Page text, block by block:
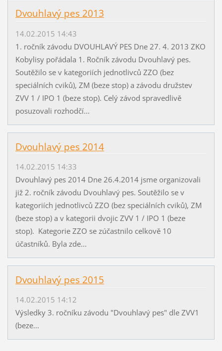
Dvouhlavý pes 2013
14.02.2015 14:43
1. ročník závodu DVOUHLAVÝ PES Dne 27. 4. 2013 ZKO
Kobylisy pořádala 1. Ročník závodu Dvouhlavý pes.
Soutěžilo se v kategoriích jednotlivců ZZO (bez
speciálních cviků), ZM (beze stop) a závodu družstev
ZVV 1 / IPO 1 (beze stop). Celý závod spravedlivě
posuzovali rozhodčí...
Dvouhlavý pes 2014
14.02.2015 14:33
Dvouhlavý pes 2014 Dne 26.4.2014 jsme organizovali
již 2. ročník závodu Dvouhlavý pes. Soutěžilo se v
kategoriích jednotlivců ZZO (bez speciálních cviků), ZM
(beze stop) a v kategorii dvojic ZVV 1 / IPO 1 (beze
stop). Kategorie ZZO se zúčastnilo celkově 10
účastníků. Byla zde...
Dvouhlavý pes 2015
14.02.2015 14:12
Výsledky 3. ročníku závodu "Dvouhlavý pes" dle ZVV1
(beze...